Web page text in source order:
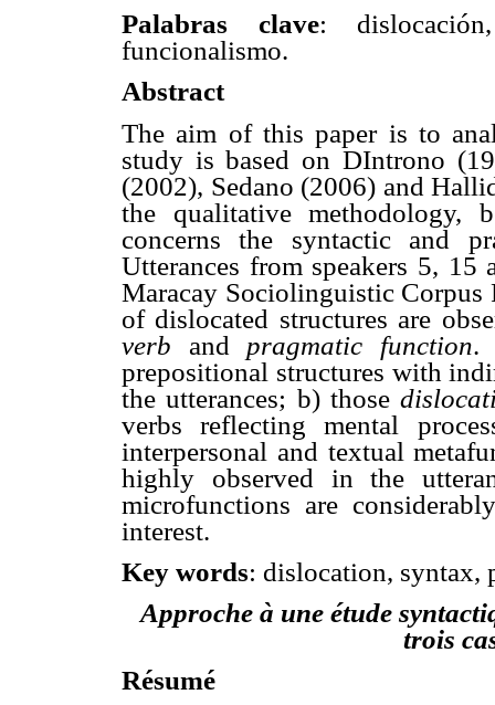
Palabras clave:
funcionalismo.
Abstract
The aim of this paper is to
study is based on DIntrono
(2002), Sedano (2006) and
the qualitative methodology,
concerns the syntactic and
Utterances from speakers 5, 15
Maracay Sociolinguistic Corpus
of dislocated structures are
verb and pragmatic function.
prepositional structures with
the utterances; b) those
verbs reflecting mental
interpersonal and textual
highly observed in the
microfunctions are
interest.
Key words: dislocation, syntax,
Approche à une étude
trois
Résumé